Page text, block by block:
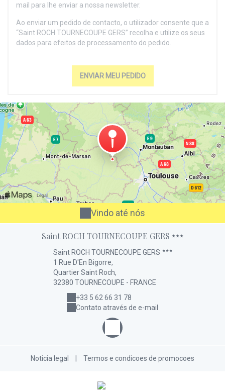
mail para lhe enviar a nossa newsletter.
Ao enviar um pedido de contacto, o utilizador consente que a
“Saint ROCH TOURNECOUPE GERS” recolha e utilize os seus
dados para efeitos de processamento do pedido.
Vindo até nós
Saint ROCH TOURNECOUPE GERS
Saint ROCH TOURNECOUPE GERS
1 Rue D'En Bigorre,
Quartier Saint Roch,
32380 TOURNECOUPE - FRANCE
+33 5 62 66 31 78
Contato através de e-mail
Noticia legal Termos e condicoes de promocoes